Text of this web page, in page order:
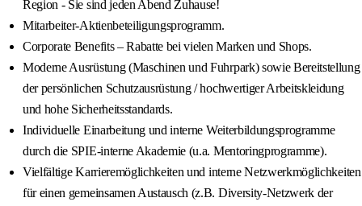
Region - Sie sind jeden Abend Zuhause!
Mitarbeiter-Aktienbeteiligungsprogramm.
Corporate Benefits – Rabatte bei vielen Marken und Shops.
Moderne Ausrüstung (Maschinen und Fuhrpark) sowie Bereitstellung
der persönlichen Schutzausrüstung / hochwertiger Arbeitskleidung
und hohe Sicherheitsstandards.
Individuelle Einarbeitung und interne Weiterbildungsprogramme
durch die SPIE-interne Akademie (u.a. Mentoringprogramme).
Vielfältige Karrieremöglichkeiten und interne Netzwerkmöglichkeiten
für einen gemeinsamen Austausch (z.B. Diversity-Netzwerk der